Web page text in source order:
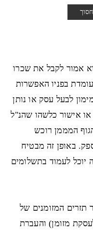
אמור לקבל את שכרו
בפניו האפשרות
לבעל עסק או נותן
אישור כלשהו שהנ"ל
המממן רוכש
באופן זה מבטיח
יוכל לעמוד בתשלומים
תזרים המזומנים של
מזומן) והעברת